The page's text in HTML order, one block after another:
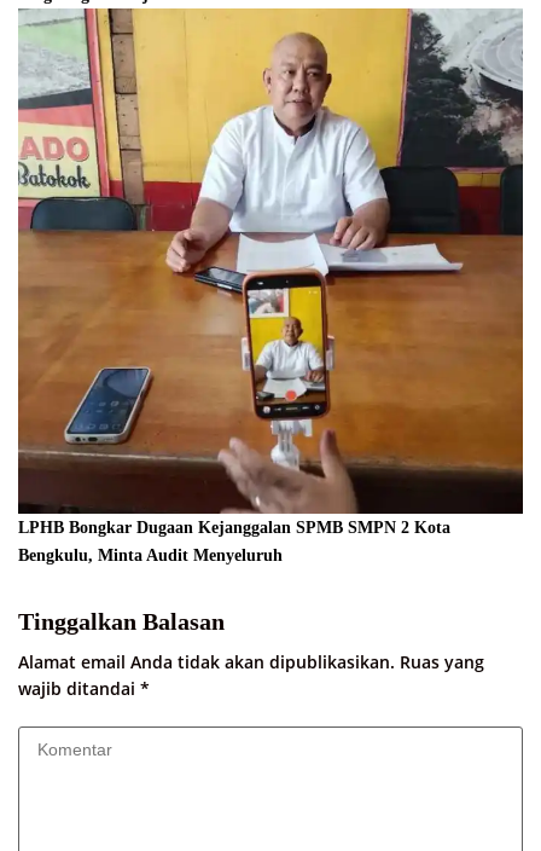
LPHB Bongkar Dugaan Kejanggalan SPMB SMPN 2 Kota
Bengkulu, Minta Audit Menyeluruh
Tinggalkan Balasan
Alamat email Anda tidak akan dipublikasikan. Ruas yang
wajib ditandai *